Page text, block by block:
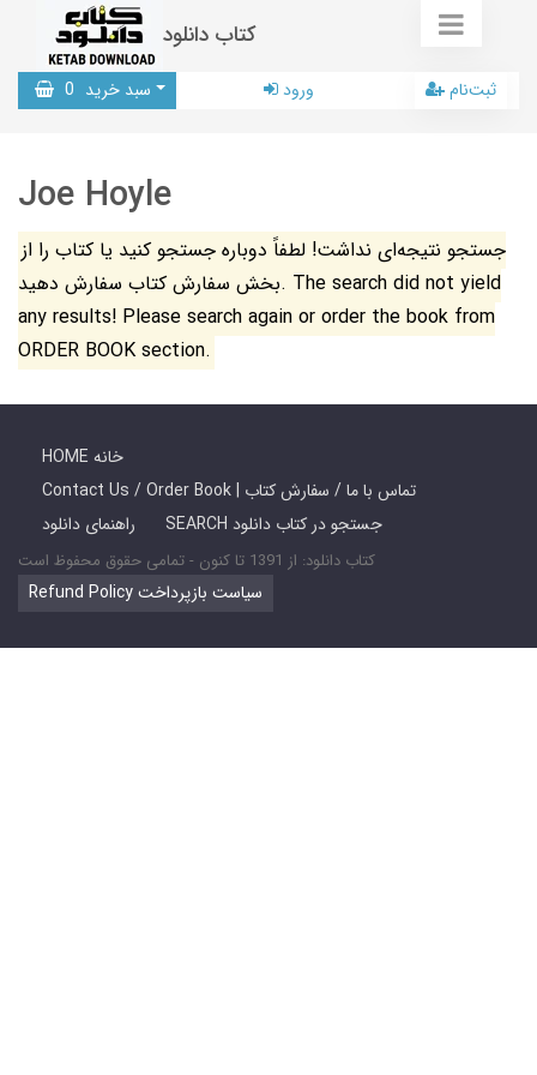
کتاب دانلود
سبد خرید 0 ورود ثبت‌نام
Joe Hoyle
جستجو نتیجه‌ای نداشت! لطفاً دوباره جستجو کنید یا کتاب را از
بخش سفارش کتاب سفارش دهید. The search did not yield
any results! Please search again or order the book from
ORDER BOOK section.
HOME خانه
Contact Us / Order Book | تماس با ما / سفارش کتاب
راهنمای دانلود
SEARCH جستجو در کتاب دانلود
کتاب دانلود: از 1391 تا کنون - تمامی حقوق محفوظ است
Refund Policy سیاست بازپرداخت